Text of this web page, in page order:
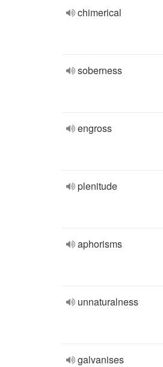
chimerical
soberness
engross
plenitude
aphorisms
unnaturalness
galvanises